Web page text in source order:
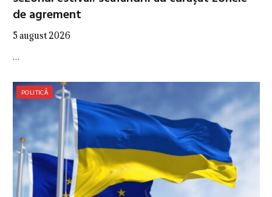
de agrement
5 august 2026
…
POLITICĂ